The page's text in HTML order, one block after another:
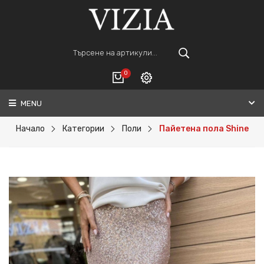
0
ВАШАТА КОЛИЧКА Е ПРАЗНА.
ПОРЪЧАЙ
Регистрация
MENU
Начало Категории Поли Пайетена пола Shine